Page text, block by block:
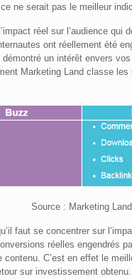
ne serait pas le meilleur
réel sur l’audience qui
ont réellement été
un intérêt envers
Marketing Land classe les
Source : Marketing Land
faut se concentrer sur
réelles engendrés
contenu. C’est en effet le
sur investissement